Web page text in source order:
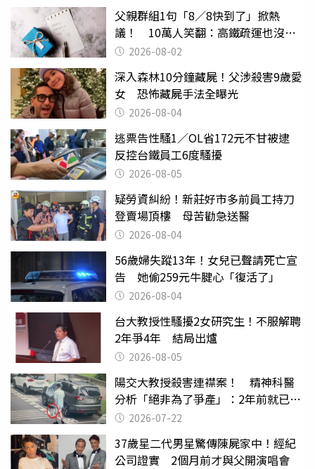
父親群組1句「8／8快到了」掀熱
議！ 10萬人笑翻：高鐵疏運也沒列
父親節
2026-08-02
深入森林10分鐘藏屍！父涉殺害9歲愛
女 恐怖藏屍手法全曝光
2026-08-04
逃票告性騷1／OL省172元不甘被逮
反控台鐵員工6度騷擾
2026-08-05
疑勞資糾紛！新莊好市多前員工持刀
登賣場頂樓 母苦勸急送醫
2026-08-04
56歲婦失蹤13年！女兒已聲請死亡宣
告 她偷259元牛腱心「復活了」
2026-08-04
台大教授性騷擾2女研究生！不服解聘
2年爭4年 結局出爐
2026-08-05
陽交大教授殺害連襟案！ 精神科醫
分析「絕非為了爭產」：2年前就已言
行詭異
2026-07-22
37歲星二代男星驚傳陳屍家中！經紀
公司證實 2個月前才與父開演唱會